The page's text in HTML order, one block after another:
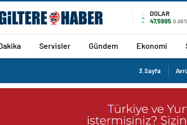
DOLAR
47,5995
Servisler Gündem Ekonomi
3.Sayfa